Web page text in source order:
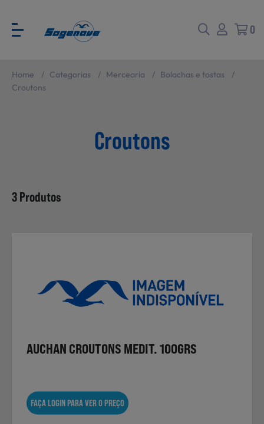
Voltar
Não Alimentares
Voltar
CATÁLOGO PARA EVENTOS
0
Home / Categorias / Mercearia / Bolachas e tostas
/
Croutons
Croutons
3 Produtos
AUCHAN CROUTONS MEDIT. 100GRS
FAÇA LOGIN PARA VER O PREÇO